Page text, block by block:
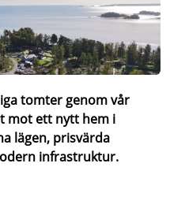
tomter genom vår
mot ett nytt hem i
lägen, prisvärda
infrastruktur.